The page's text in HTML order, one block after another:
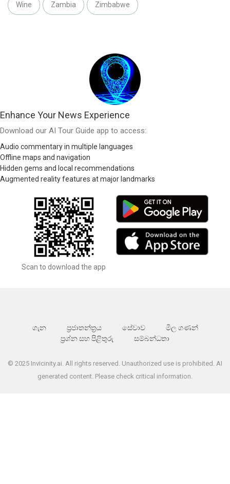
Wine Zambia Zimbabwe
Enhance Your News Experience
Download our AI Tour Guide app to access:
Audio commentary in multiple languages
Offline maps and navigation
Hidden gems and local recommendations
Augmented reality features at major landmarks
Scan to download the app
ගැන ප්‍රජාතන්ත්‍රය සේවාව
මිල ගණන්
ප්‍රශ්න සහ පිළිතුරු
සම්බන්ධතා
© 2025 Invicinity.ai. All rights reserved. Unauthorized use is prohibited. AI
generated content. Please check critical information.